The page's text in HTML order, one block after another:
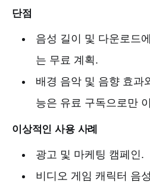
단점
음성 길이 및 다운로드
는 무료 계획.
배경 음악 및 음향 효과
능은 유료 구독으로만
이상적인 사용 사례
광고 및 마케팅 캠페인.
비디오 게임 캐릭터 음